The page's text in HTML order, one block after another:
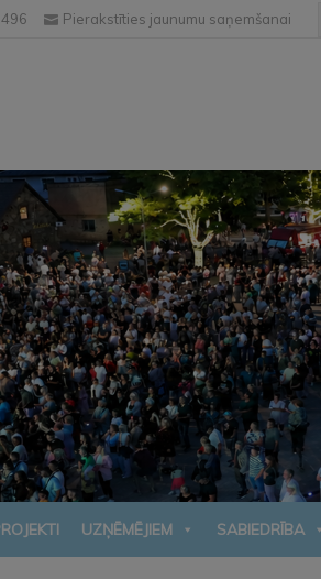
Pierakstīties jaunumu saņemšanai
UZŅĒMĒJIEM SABIEDRĪBA